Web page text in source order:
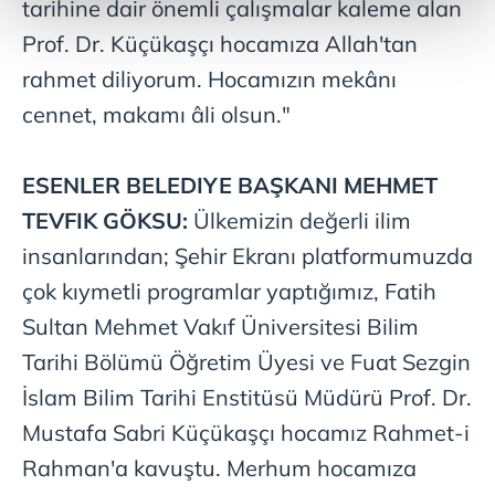
kalemimiz olduğunu sizlere hatırlatmak isteriz.
Her halükârda, kullanıcılar, bu çerezlere izin vermedikleri
takdirde, kullanıcılara hedefli reklamlar
gösterilmeyecektir."
Sitemizde kendimize ve üçüncü kişilere ait çerezler
kullanılmaktadır. Bu çerezler vasıtasıyla çeşitli kişisel
verileriniz işlenmekte olup gerekli olan çerezler bilgi
toplumu hizmetlerinin sunulması amacıyla
kullanılmaktadır. Diğer çerezler, sitemizin daha işlevsel
kılınması ve kişiselleştirilmesi ve sizlere yönelik
reklam/pazarlama faaliyetlerinin yapılması, amaçlarıyla
sınırlı olarak açık rızanız dahilinde kullanılacaktır.
Çerezlere ilişkin tercihlerinizi aşağıda yer alan panel
vasıtasıyla belirleyebilirsiniz. Çerezlere ilişkin detaylı bilgi
için Ayarlar butonuna tıklayabilir,Çerez Bilgilendirme
tarihine dair önemli çalışmalar kaleme alan
Prof. Dr. Küçükaşçı hocamıza Allah'tan
rahmet diliyorum. Hocamızın mekânı
cennet, makamı âli olsun."
ESENLER BELEDIYE BAŞKANI MEHMET
TEVFIK GÖKSU: Ülkemizin değerli ilim
insanlarından; Şehir Ekranı platformumuzda
çok kıymetli programlar yaptığımız, Fatih
Sultan Mehmet Vakıf Üniversitesi Bilim
Tarihi Bölümü Öğretim Üyesi ve Fuat Sezgin
İslam Bilim Tarihi Enstitüsü Müdürü Prof. Dr.
Mustafa Sabri Küçükaşçı hocamız Rahmet-i
Rahman'a kavuştu. Merhum hocamıza